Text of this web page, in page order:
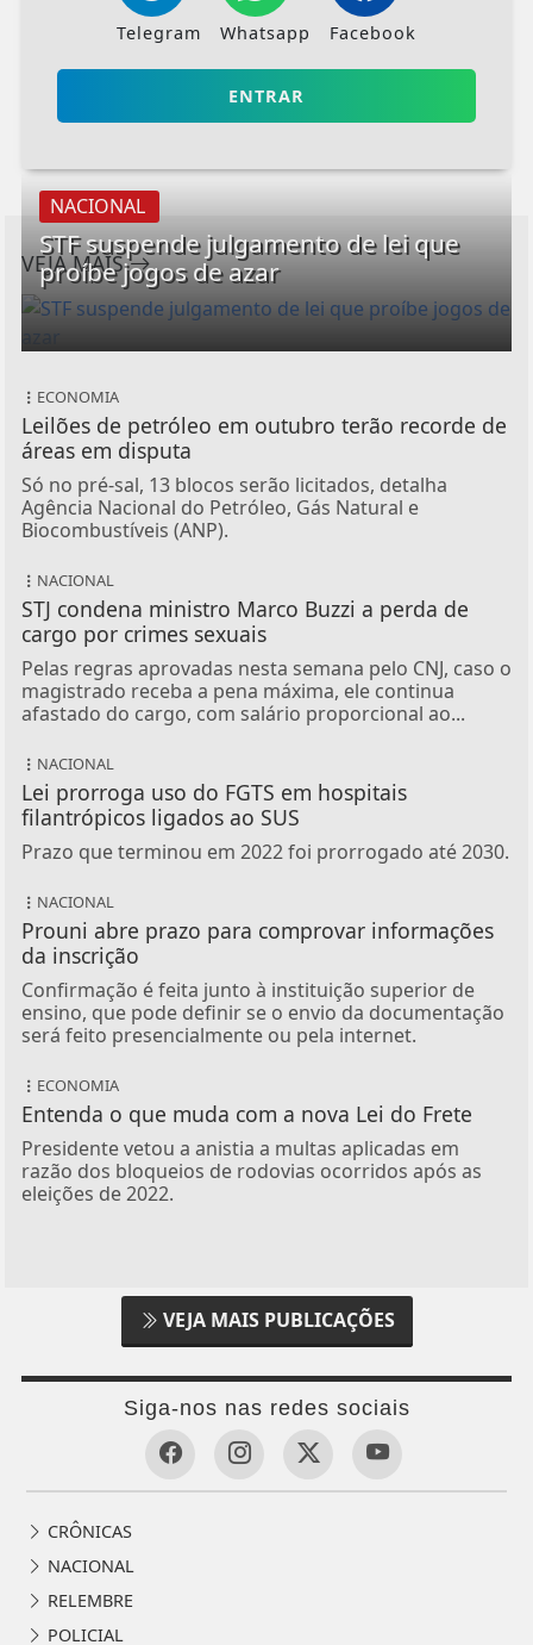
Telegram Whatsapp Facebook
ENTRAR
VEJA MAIS
NACIONAL
STF suspende julgamento de lei que
proíbe jogos de azar
ECONOMIA
Leilões de petróleo em outubro terão recorde de
áreas em disputa
Só no pré-sal, 13 blocos serão licitados, detalha
Agência Nacional do Petróleo, Gás Natural e
Biocombustíveis (ANP).
NACIONAL
STJ condena ministro Marco Buzzi a perda de
cargo por crimes sexuais
Pelas regras aprovadas nesta semana pelo CNJ, caso o
magistrado receba a pena máxima, ele continua
afastado do cargo, com salário proporcional ao...
NACIONAL
Lei prorroga uso do FGTS em hospitais
filantrópicos ligados ao SUS
Prazo que terminou em 2022 foi prorrogado até 2030.
NACIONAL
Prouni abre prazo para comprovar informações
da inscrição
Confirmação é feita junto à instituição superior de
ensino, que pode definir se o envio da documentação
será feito presencialmente ou pela internet.
ECONOMIA
Entenda o que muda com a nova Lei do Frete
Presidente vetou a anistia a multas aplicadas em
razão dos bloqueios de rodovias ocorridos após as
eleições de 2022.
VEJA MAIS PUBLICAÇÕES
Siga-nos nas redes sociais
CRÔNICAS
NACIONAL
RELEMBRE
POLICIAL